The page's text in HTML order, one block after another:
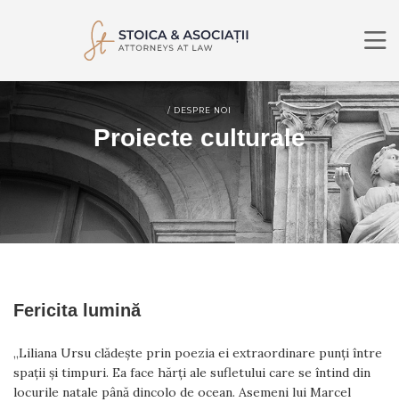
DOMENII DE PRACTICĂ
AVOCAȚI
ȘTIRI
CONTACT
CĂUTARE RO EN
/ DESPRE NOI
Proiecte culturale
Fericita lumină
„Liliana Ursu clădește prin poezia ei extraordinare punți între
spații și timpuri. Ea face hărți ale sufletului care se întind din
locurile natale până dincolo de ocean. Asemeni lui Marcel